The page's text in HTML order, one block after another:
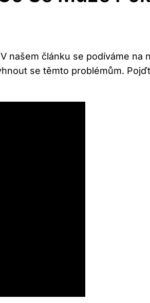
našem článku se podíváme
se těmto problémům.